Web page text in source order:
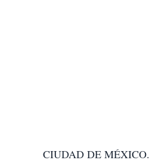
CIUDAD DE MÉXICO.